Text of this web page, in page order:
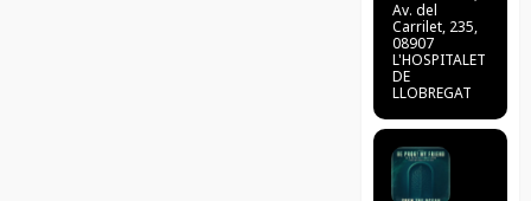
Av. del
Carrilet, 235,
08907
L'HOSPITALET
DE
LLOBREGAT